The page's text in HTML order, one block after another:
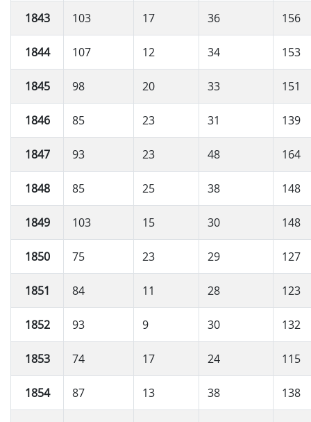
1843 103 17 36 156
1844 107 12 34 153
1845 98 20 33 151
1846 85 23 31 139
1847 93 23 48 164
1848 85 25 38 148
1849 103 15 30 148
1850 75 23 29 127
1851 84 11 28 123
1852 93 9 30 132
1853 74 17 24 115
1854 87 13 38 138